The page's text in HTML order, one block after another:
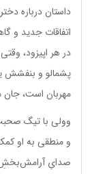
داستان درباره دختر کوچولوی ۳
اتفاقات جدید و
در هر اپیزود،
پشمالو و بنفشش
مهربان است، جان
وولی با تیگ صحبت
و منطقی به او کمک
صدایِ آرامش‌بخشِ